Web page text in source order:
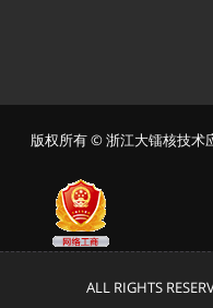
版权所有 © 浙江大镭核技术
ALL RIGHTS